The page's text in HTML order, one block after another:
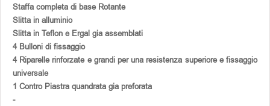
Staffa completa di base Rotante
Slitta in alluminio
Slitta in Teflon e Ergal gia assemblati
4 Bulloni di fissaggio
4 Riparelle rinforzate e grandi per una resistenza superiore e fissaggio
universale
1 Contro Piastra quandrata gia preforata
-